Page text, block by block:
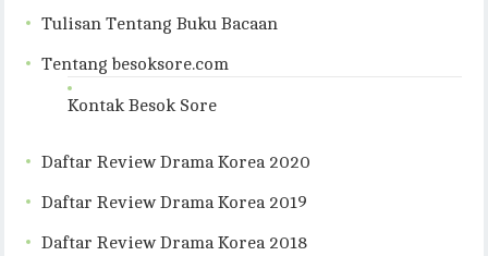
Tulisan Tentang Buku Bacaan
Tentang besoksore.com
Kontak Besok Sore
Daftar Review Drama Korea 2020
Daftar Review Drama Korea 2019
Daftar Review Drama Korea 2018